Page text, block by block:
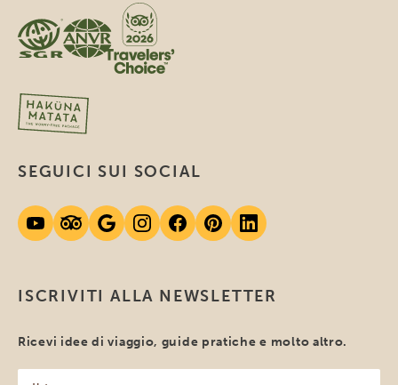
ISCRIVITI ALLA NEWSLETTER
Ricevi idee di viaggio, guide pratiche e molto altro.
SEGUICI SUI SOCIAL